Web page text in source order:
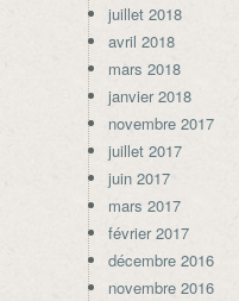
juillet 2018
avril 2018
mars 2018
janvier 2018
novembre 2017
juillet 2017
juin 2017
mars 2017
février 2017
décembre 2016
novembre 2016